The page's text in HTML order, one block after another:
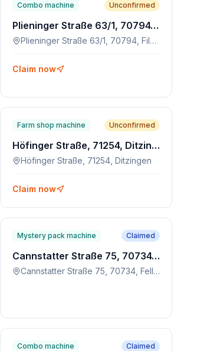
Combo machine Unconfirmed
Plieninger Straße 63/1, 70794, Filderstadt
Plieninger Straße 63/1, 70794, Filderstadt
Claim now
Farm shop machine Unconfirmed
Höfinger Straße, 71254, Ditzingen
Höfinger Straße, 71254, Ditzingen
Claim now
Mystery pack machine Claimed
Cannstatter Straße 75, 70734, Fellbach
Cannstatter Straße 75, 70734, Fellbach
Combo machine Claimed